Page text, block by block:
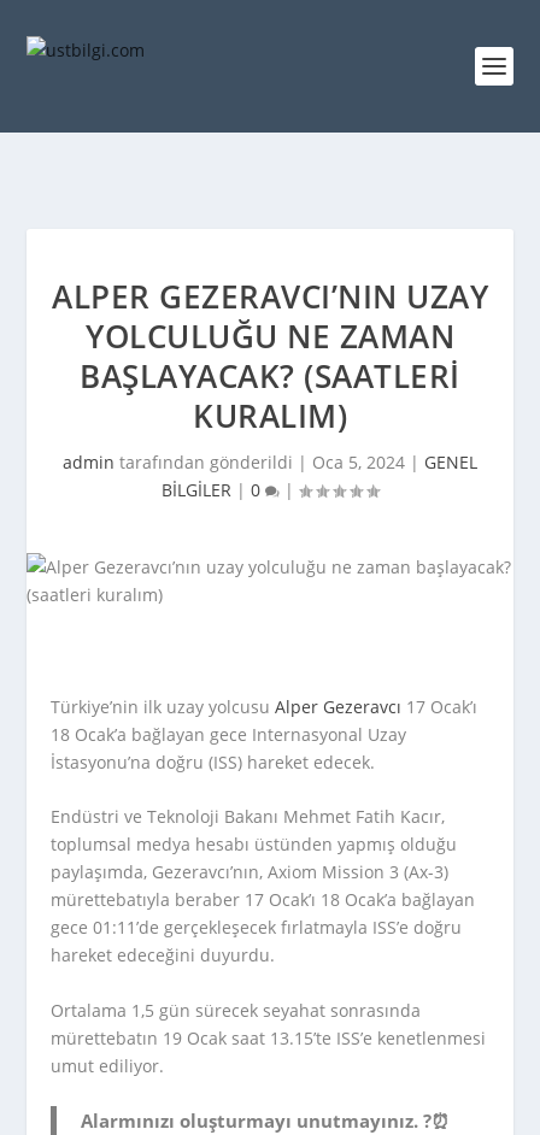
ALPER GEZERAVCI’NIN UZAY
YOLCULUĞU NE ZAMAN
BAŞLAYACAK? (SAATLERI
KURALIM)
admin tarafından gönderildi | Oca 5, 2024 | GENEL
BİLGİLER | 0 |
Türkiye’nin ilk uzay yolcusuAlper Gezeravcı 17 Ocak’ı
18 Ocak’a bağlayan gece Internasyonal Uzay
İstasyonu’na doğru (ISS) hareket edecek.
Endüstri ve Teknoloji Bakanı Mehmet Fatih Kacır,
toplumsal medya hesabı üstünden yapmış olduğu
paylaşımda, Gezeravcı’nın, Axiom Mission 3 (Ax-3)
mürettebatıyla beraber 17 Ocak’ı 18 Ocak’a bağlayan
gece 01:11’de gerçekleşecek fırlatmayla ISS’e doğru
hareket edeceğini duyurdu.
Ortalama 1,5 gün sürecek seyahat sonrasında
mürettebatın 19 Ocak saat 13.15’te ISS’e kenetlenmesi
umut ediliyor.
Alarmınızı oluşturmayı unutmayınız. ?️⏰